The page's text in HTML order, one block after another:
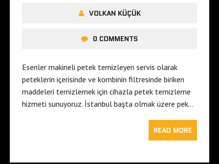
VOLKAN KÜÇÜK
0 COMMENTS
Esenler makineli petek temizleyen servis olarak
peteklerin içerisinde ve kombinin filtresinde biriken
maddeleri temizlemek için cihazla petek temizleme
hizmeti sunuyoruz. İstanbul başta olmak üzere pek…
READ MORE